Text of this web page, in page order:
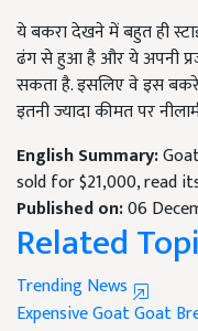
ये बकरा देखने में बहुत ही
ढंग से हुआ है और ये अपनी
सकता है. इसलिए वे इस
इतनी ज्यादा कीमत पर
English Summary:
sold for $21,000, read
Published on:06
Related
Trending News
Expensive GoatGoat